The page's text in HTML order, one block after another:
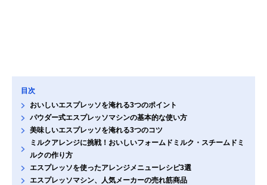
目次
おいしいエスプレッソを淹れる3つのポイント
パウダー式エスプレッソマシンの基本的な使い方
美味しいエスプレッソを淹れる3つのコツ
ミルクアレンジに挑戦！おいしいフォームドミルク・スチームドミ
ルクの作り方
エスプレッソを使ったアレンジメニューレシピ3選
エスプレッソマシン、人気メーカーの売れ筋商品